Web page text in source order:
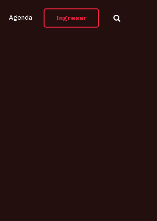
Agenda Ingresar